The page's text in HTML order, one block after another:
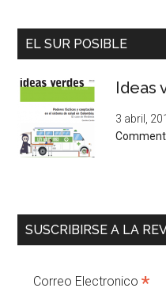
EL SUR POSIBLE
Ideas
3 abril,
SUSCRIBIRSE A LA
Correo Electronico*